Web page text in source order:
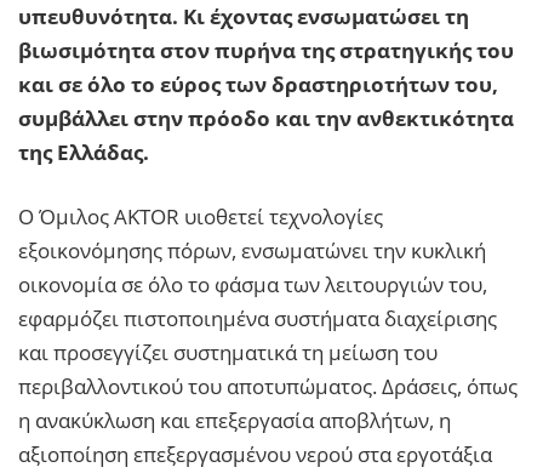
υπευθυνότητα. Κι έχοντας ενσωματώσει τη
βιωσιμότητα στον πυρήνα της στρατηγικής του
και σε όλο το εύρος των δραστηριοτήτων του,
συμβάλλει στην πρόοδο και την ανθεκτικότητα
της Ελλάδας.
Ο Όμιλος AKTOR υιοθετεί τεχνολογίες
εξοικονόμησης πόρων, ενσωματώνει την κυκλική
οικονομία σε όλο το φάσμα των λειτουργιών του,
εφαρμόζει πιστοποιημένα συστήματα διαχείρισης
και προσεγγίζει συστηματικά τη μείωση του
περιβαλλοντικού του αποτυπώματος. Δράσεις, όπως
η ανακύκλωση και επεξεργασία αποβλήτων, η
αξιοποίηση επεξεργασμένου νερού στα εργοτάξια